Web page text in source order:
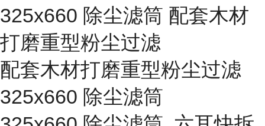
325x660 除尘滤筒 配套木材
打磨重型粉尘过滤
配套木材打磨重型粉尘过滤
325x660 除尘滤筒